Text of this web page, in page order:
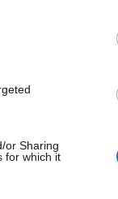
or Sharing
for which it